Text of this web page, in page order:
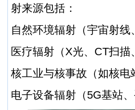
射来源包括：
自然环境辐射（宇宙射线
医疗辐射（X光、CT扫描
核工业与核事故（如核
电子设备辐射（5G基站、